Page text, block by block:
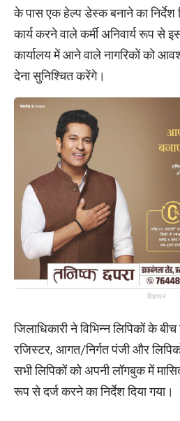
के पास एक हेल्प डेस्क बनाने का निर्देश
कार्य करने वाले कर्मी अनिवार्य रूप
कार्यालय में आने वाले नागरिकों को
देना सुनिश्चित करेंगे।
विज्ञापन
​जिलाधिकारी ने विभिन्न लिपिकों के
रजिस्टर, आगत/निर्गत पंजी और
​सभी लिपिकों को अपनी लॉगबुक में
रूप से दर्ज करने का निर्देश दिया गया।